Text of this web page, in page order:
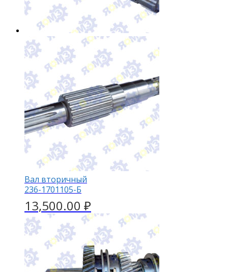
Вал вторичный
236-1701105-Б
13,500.00 ₽